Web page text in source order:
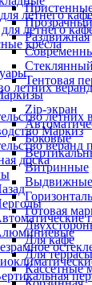
Раздвижная
Тентовая
Zip-экран
Боковые
Витринные
Выдвижные
Готовая
Для кафе
Для террасы
Кассетные
летнего кафе
летнего
кресла
летних веранд
летних
Маркиз
веранд
доска